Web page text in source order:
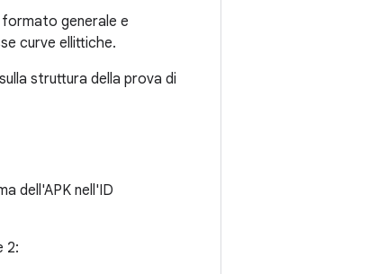
generale e
curve ellittiche.
struttura della prova di
dell'APK nell'ID
2: